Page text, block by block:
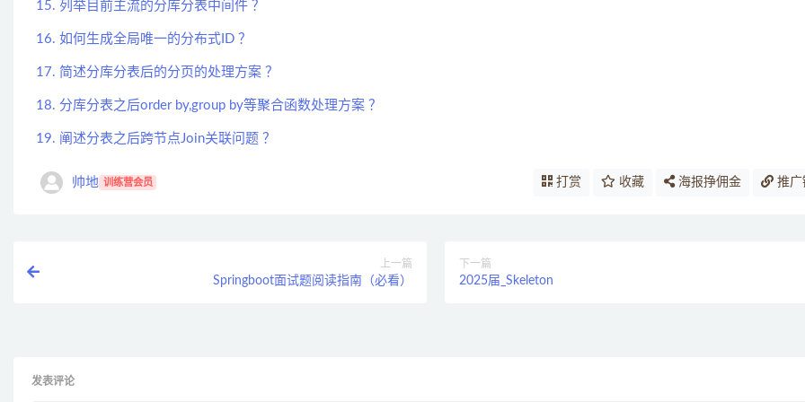
15. 列举目前主流的分库分表中间件 ？
16. 如何生成全局唯一的分布式ID ？
17. 简述分库分表后的分页的处理方案 ？
18. 分库分表之后order by,group by等聚合函数处理方案 ？
19. 阐述分表之后跨节点Join关联问题 ？
帅地 训练营会员 打赏 收藏 海报挣佣金 推广
上一篇
Springboot面试题阅读指南（必看）
下一篇
2025届_Skeleton
发表评论